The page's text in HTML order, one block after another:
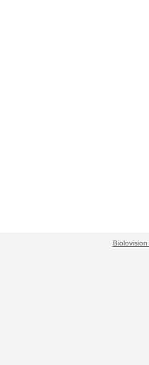
Biolovision